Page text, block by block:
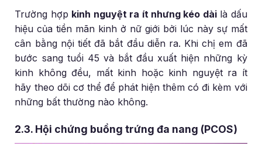
Trường hợp kinh nguyệt ra ít nhưng kéo dàilà dấu
hiệu của tiền mãn kinh ở nữ giới bởi lúc này sự mất
cân bằng nội tiết đã bắt đầu diễn ra. Khi chị em đã
bước sang tuổi 45 và bắt đầu xuất hiện những kỳ
kinh không đều, mất kinh hoặc kinh nguyệt ra ít
hãy theo dõi cơ thể để phát hiện thêm có đi kèm với
những bất thường nào không.
2.3. Hội chứng buồng trứng đa nang (PCOS)